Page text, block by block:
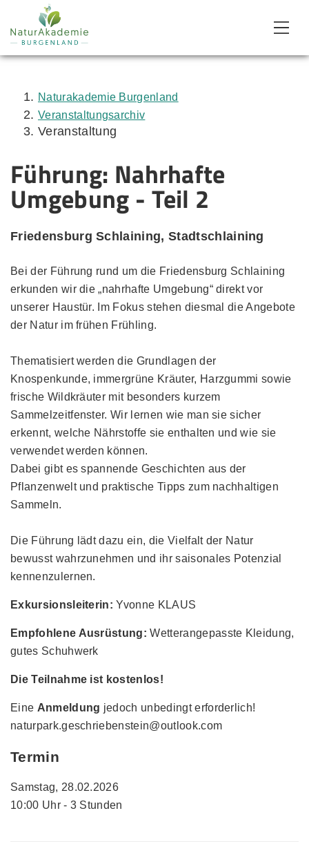
Zum Inhalt
Zum Menü
Zur Suche
Naturakademie Burgenland
Veranstaltungsarchiv
Veranstaltung
Führung: Nahrhafte
Umgebung - Teil 2
Friedensburg Schlaining, Stadtschlaining
Bei der Führung rund um die Friedensburg Schlaining
erkunden wir die „nahrhafte Umgebung“ direkt vor
unserer Haustür. Im Fokus stehen diesmal die Angebote
der Natur im frühen Frühling.
Thematisiert werden die Grundlagen der
Knospenkunde, immergrüne Kräuter, Harzgummi sowie
frische Wildkräuter mit besonders kurzem
Sammelzeitfenster. Wir lernen wie man sie sicher
erkennt, welche Nährstoffe sie enthalten und wie sie
verwendet werden können.
Dabei gibt es spannende Geschichten aus der
Pflanzenwelt und praktische Tipps zum nachhaltigen
Sammeln.
Die Führung lädt dazu ein, die Vielfalt der Natur
bewusst wahrzunehmen und ihr saisonales Potenzial
kennenzulernen.
Exkursionsleiterin:Yvonne KLAUS
Empfohlene Ausrüstung: Wetterangepasste Kleidung,
gutes Schuhwerk
Die Teilnahme ist kostenlos!
Eine Anmeldung jedoch unbedingt erforderlich!
naturpark.geschriebenstein@outlook.com
Termin
Samstag, 28.02.2026
10:00 Uhr - 3 Stunden